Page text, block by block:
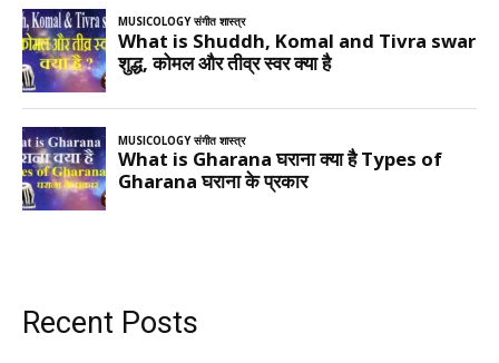
Recent Posts